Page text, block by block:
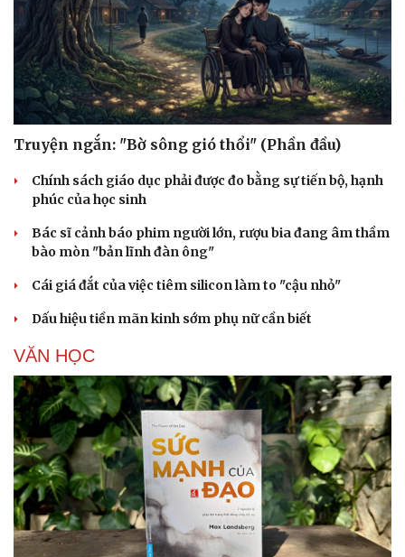
Cải chính
Truyện ngắn: "Bờ sông gió thổi" (Phần đầu)
Chính sách giáo dục phải được đo bằng sự tiến bộ, hạnh
phúc của học sinh
Bác sĩ cảnh báo phim người lớn, rượu bia đang âm thầm
bào mòn "bản lĩnh đàn ông"
Cái giá đắt của việc tiêm silicon làm to "cậu nhỏ"
Dấu hiệu tiền mãn kinh sớm phụ nữ cần biết
VĂN HỌC